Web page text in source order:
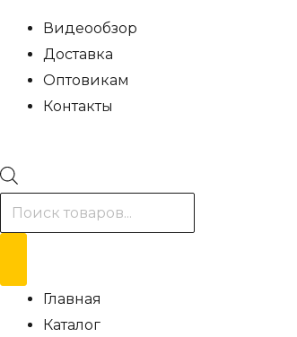
Видеообзор
Доставка
Оптовикам
Контакты
Поиск
товаров
Главная
Каталог